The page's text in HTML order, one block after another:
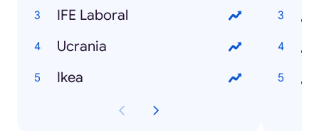
IFE Laboral
Ucrania
Ikea